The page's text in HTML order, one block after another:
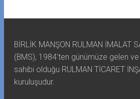
BİRLİK MANŞON RULMAN İMALAT
(BMS), 1984'ten günümüze gelen ve
sahibi olduğu RULMAN TİCARET
kuruluşudur.